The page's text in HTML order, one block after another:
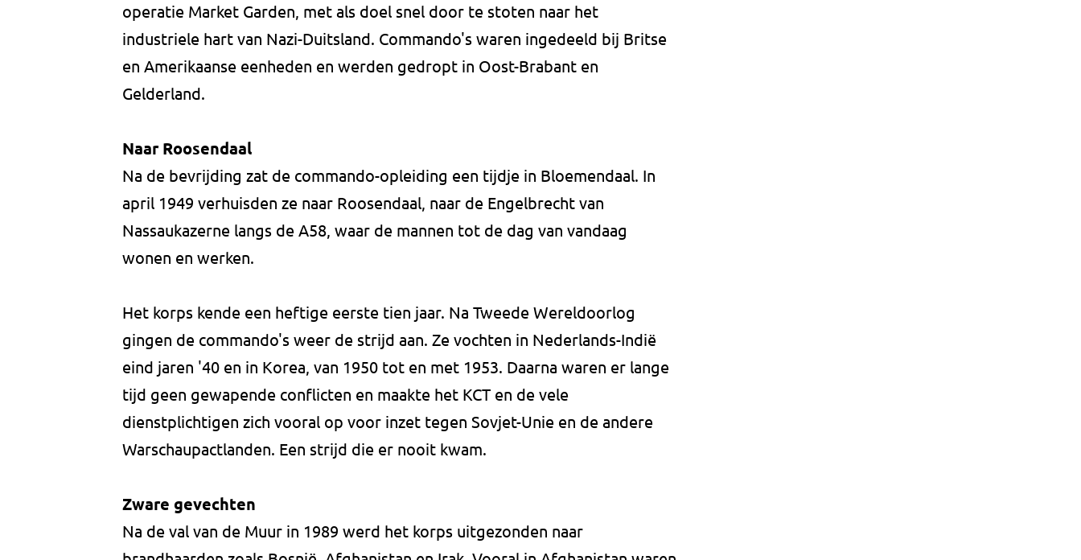
operatie Market Garden, met als doel snel door te stoten naar het
industriele hart van Nazi-Duitsland. Commando's waren ingedeeld bij Britse
en Amerikaanse eenheden en werden gedropt in Oost-Brabant en
Gelderland.
Naar Roosendaal
Na de bevrijding zat de commando-opleiding een tijdje in Bloemendaal. In
april 1949 verhuisden ze naar Roosendaal, naar de Engelbrecht van
Nassaukazerne langs de A58, waar de mannen tot de dag van vandaag
wonen en werken.
Het korps kende een heftige eerste tien jaar. Na Tweede Wereldoorlog
gingen de commando's weer de strijd aan. Ze vochten in Nederlands-Indië
eind jaren '40 en in Korea, van 1950 tot en met 1953. Daarna waren er lange
tijd geen gewapende conflicten en maakte het KCT en de vele
dienstplichtigen zich vooral op voor inzet tegen Sovjet-Unie en de andere
Warschaupactlanden. Een strijd die er nooit kwam.
Zware gevechten
Na de val van de Muur in 1989 werd het korps uitgezonden naar